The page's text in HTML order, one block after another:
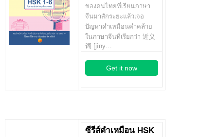
ของคนไทยที่เรียนภาษา
จีนมาสักระยะแล้วเจอ
ปัญหาคำเหมือนคำคล้าย
ในภาษาจีนที่เรียกว่า 近义
词 [jìny…
Get it now
ซีรีส์คำเหมือน HSK